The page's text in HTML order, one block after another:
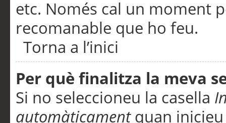
etc. Només cal un moment
recomanable que ho feu.
Torna a l’inici
Per què finalitza la meva
Si no seleccioneu la casella
automàticamentquan inicieu